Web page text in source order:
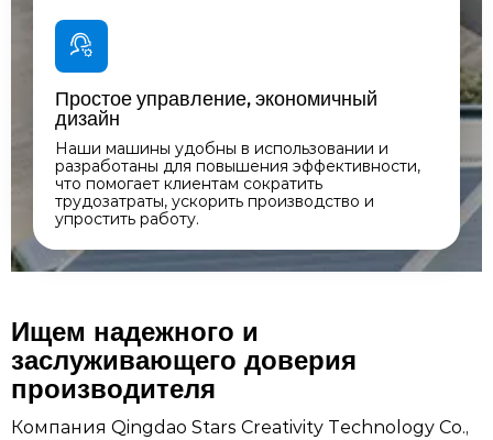
Простое управление, экономичный
дизайн
Наши машины удобны в использовании и
разработаны для повышения эффективности,
что помогает клиентам сократить
трудозатраты, ускорить производство и
упростить работу.
Ищем надежного и
заслуживающего доверия
производителя
Компания Qingdao Stars Creativity Technology Co.,